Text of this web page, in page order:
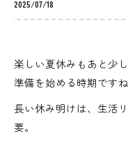
2025/07/18
楽しい夏休みもあと少
準備を始める時期ですね
長い休み明けは、生活
要。